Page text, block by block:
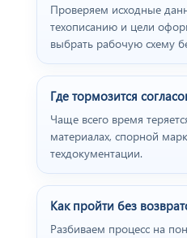
Проверяем исходные
техописанию и цели
выбрать рабочую схему
Где тормозится
Чаще всего время
материалах, спорной
техдокументации.
Как пройти без
Разбиваем процесс на